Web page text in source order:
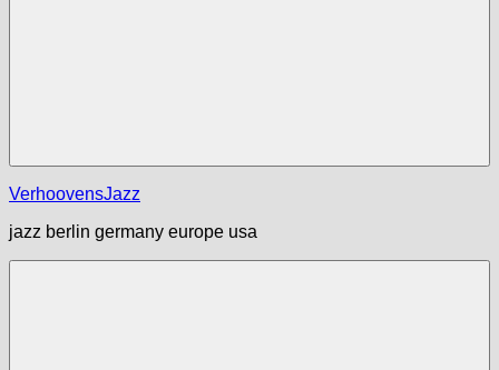
VerhoovensJazz
jazz berlin germany europe usa